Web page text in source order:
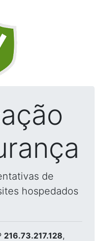
de
hospedados
216.73.217.128,